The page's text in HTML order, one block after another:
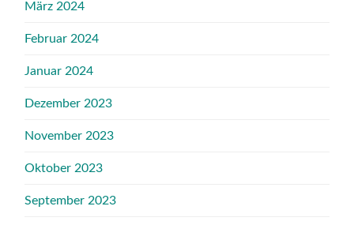
März 2024
Februar 2024
Januar 2024
Dezember 2023
November 2023
Oktober 2023
September 2023